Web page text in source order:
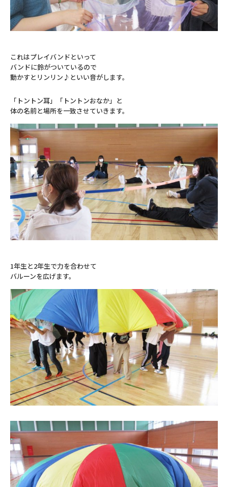
これはプレイバンドといって
バンドに鈴がついているので
動かすとリンリン♪といい音がします。
「トントン耳」「トントンおなか」と
体の名前と場所を一致させていきます。
1年生と2年生で力を合わせて
バルーンを広げます。